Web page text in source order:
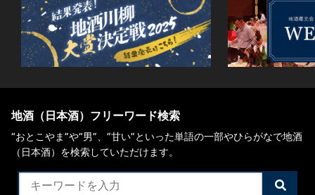
地酒（日本酒）フリーワード検索
“おとこやま”や“男”、”甘い”といった単語の一部やひらがなで地酒
（日本酒）を検索していただけます。
検